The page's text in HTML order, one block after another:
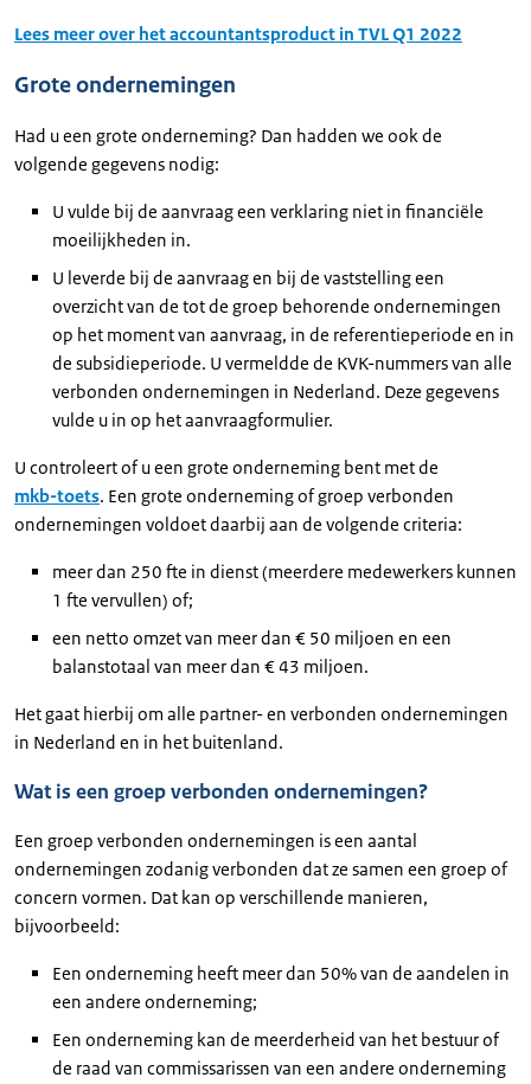
Lees meer over het accountantsproduct in TVL Q1 2022
Grote ondernemingen
Had u een grote onderneming? Dan hadden we ook de
volgende gegevens nodig:
U vulde bij de aanvraag een verklaring niet in financiële
moeilijkheden in.
U leverde bij de aanvraag en bij de vaststelling een
overzicht van de tot de groep behorende ondernemingen
op het moment van aanvraag, in de referentieperiode en in
de subsidieperiode. U vermeldde de KVK-nummers van alle
verbonden ondernemingen in Nederland. Deze gegevens
vulde u in op het aanvraagformulier.
U controleert of u een grote onderneming bent met de
mkb-toets. Een grote onderneming of groep verbonden
ondernemingen voldoet daarbij aan de volgende criteria:
meer dan 250 fte in dienst (meerdere medewerkers kunnen
1 fte vervullen) of;
een netto omzet van meer dan € 50 miljoen en een
balanstotaal van meer dan € 43 miljoen.
Het gaat hierbij om alle partner- en verbonden ondernemingen
in Nederland en in het buitenland.
Wat is een groep verbonden ondernemingen?
Een groep verbonden ondernemingen is een aantal
ondernemingen zodanig verbonden dat ze samen een groep of
concern vormen. Dat kan op verschillende manieren,
bijvoorbeeld:
Een onderneming heeft meer dan 50% van de aandelen in
een andere onderneming;
Een onderneming kan de meerderheid van het bestuur of
de raad van commissarissen van een andere onderneming